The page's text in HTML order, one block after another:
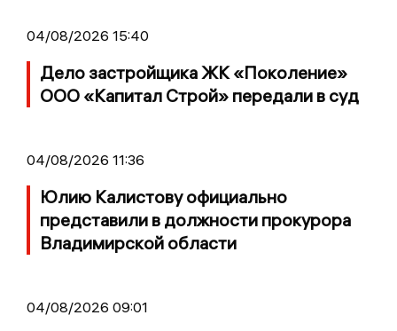
04/08/2026 15:40
Дело застройщика ЖК «Поколение»
ООО «Капитал Строй» передали в суд
04/08/2026 11:36
Юлию Калистову официально
представили в должности прокурора
Владимирской области
04/08/2026 09:01